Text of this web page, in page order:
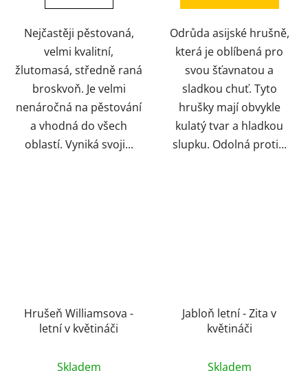
Nejčastěji pěstovaná,
velmi kvalitní,
žlutomasá, středně raná
broskvoň. Je velmi
nenáročná na pěstování
a vhodná do všech
oblastí. Vyniká svoji...
Odrůda asijské hrušně,
která je oblíbená pro
svou šťavnatou a
sladkou chuť. Tyto
hrušky mají obvykle
kulatý tvar a hladkou
slupku. Odolná proti...
Hrušeň Williamsova -
letní v květináči
Skladem
Jabloň letní - Zita v
květináči
Skladem